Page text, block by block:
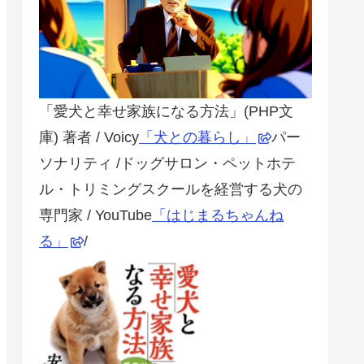
「愛犬と幸せ家族になる方法」(PHP文
庫) 著者 / Voicy 「犬との暮らし」
パー
ソナリティ /ドッグサロン・ペットホテ
ル・トリミングスクールを経営する犬の
専門家 / YouTube 「はじまるちゃんね
る」
/